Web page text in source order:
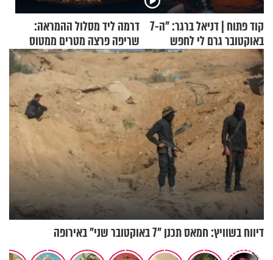
קוד פתוח | דניאל ברגר: "ה-7
באוקטובר גרם לי לחפש
תשובות"
דרמה ליד מסלול ההמראה:
שריפה פרצה מטרים ממטוס
מלא בנוסעים
דיווח בשוויץ: חמאס תכנן "7 באוקטובר שני" באירופה